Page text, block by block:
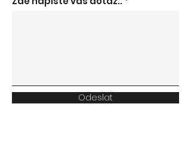
Odeslat